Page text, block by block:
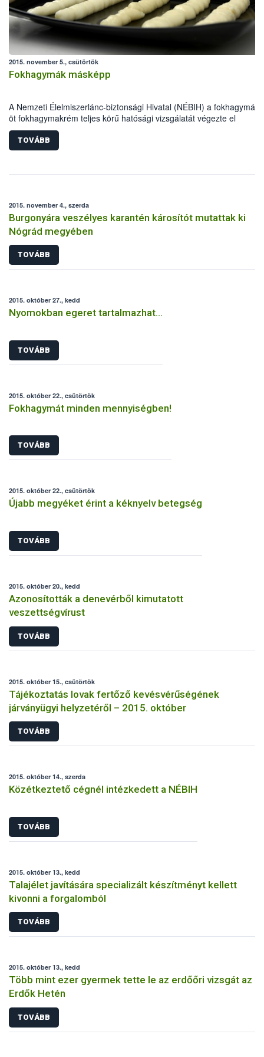
2015. november 5., csütörtök
Fokhagymák másképp
A Nemzeti Élelmiszerlánc-biztonsági Hivatal (NÉBIH) a fokhagymák
öt fokhagymakrém teljes körű hatósági vizsgálatát végezte el
Szupermenta terméktesztje során. A minőségi és biztonsági
paramétereken túl a jelölésekre is külön figyelmet fordítottak a
munkatársai.
TOVÁBB
2015. november 4., szerda
Burgonyára veszélyes karantén károsítót mutattak ki
Nógrád megyében
TOVÁBB
2015. október 27., kedd
Nyomokban egeret tartalmazhat…
TOVÁBB
2015. október 22., csütörtök
Fokhagymát minden mennyiségben!
TOVÁBB
2015. október 22., csütörtök
Újabb megyéket érint a kéknyelv betegség
TOVÁBB
2015. október 20., kedd
Azonosították a denevérből kimutatott
veszettségvírust
TOVÁBB
2015. október 15., csütörtök
Tájékoztatás lovak fertőző kevésvérűségének
járványügyi helyzetéről – 2015. október
TOVÁBB
2015. október 14., szerda
Közétkeztető cégnél intézkedett a NÉBIH
TOVÁBB
2015. október 13., kedd
Talajélet javítására specializált készítményt kellett
kivonni a forgalomból
TOVÁBB
2015. október 13., kedd
Több mint ezer gyermek tette le az erdőőri vizsgát az
Erdők Hetén
TOVÁBB